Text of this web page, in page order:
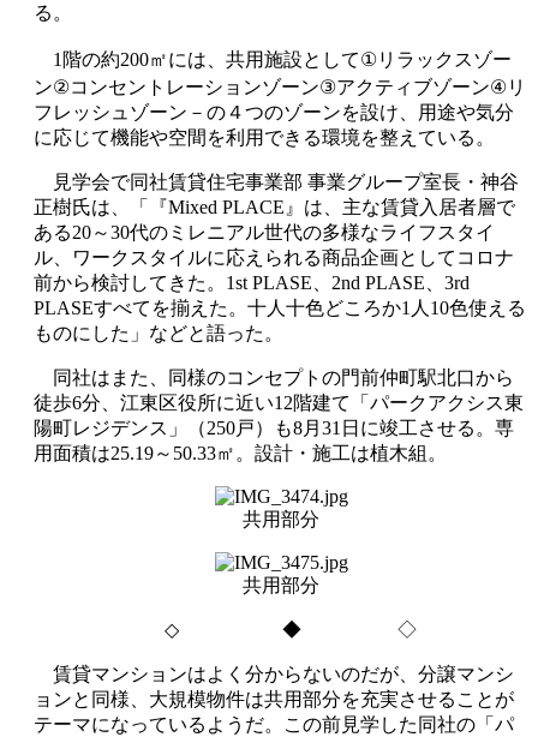
る。
1 階の約200㎡には、共用施設として①リラックスゾー
ン②コンセントレーションゾーン③アクティブゾーン④リ
フレッシュゾーン－の４つのゾーンを設け、用途や気分
に応じて機能や空間を利用できる環境を整えている。
見学会で同社賃貸住宅事業部 事業グループ室長・神谷
正樹氏は、「『Mixed PLACE 』は、主な賃貸入居者層で
ある20～30代のミレニアル世代の多様なライフスタイ
ル、ワークスタイルに応えられる商品企画としてコロナ
前から検討してきた。 1st PLASE 2nd PLASE
3rd
PLASEすべてを揃えた。十人十色どころか1 人 10色使える
ものにした」などと語った。
同社はまた、同様のコンセプトの門前仲町駅北口から
徒歩6分、江東区役所に近い12階建て「パークアクシス東
陽町レジデンス」（250戸）も8月 31 日に竣工させる。専
用面積は25.19～50.33㎡。設計・施工は植木組。
共用部分
共用部分
◇ ◆ ◇
賃貸マンションはよく分からないのだが、分譲マンシ
ョンと同様、大規模物件は共用部分を充実させることが
テーマになっているようだ。この前見学した同社の「パ